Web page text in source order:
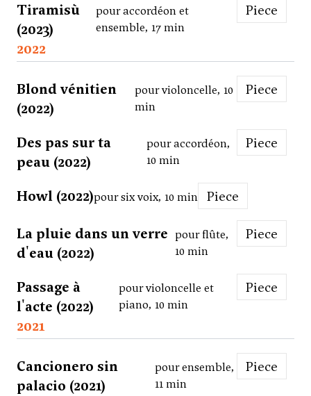
Tiramisù
(2023)
pour accordéon et
ensemble, 17 min
Piece
2022
Blond vénitien
(2022)
pour violoncelle, 10
min
Piece
Des pas sur ta
peau (2022)
pour accordéon,
10 min
Piece
Howl (2022)pour six voix, 10 min Piece
La pluie dans un verre
d'eau (2022)
pour flûte,
10 min
Piece
Passage à
l'acte (2022)
pour violoncelle et
piano, 10 min
Piece
2021
Cancionero sin
palacio (2021)
pour ensemble,
11 min
Piece